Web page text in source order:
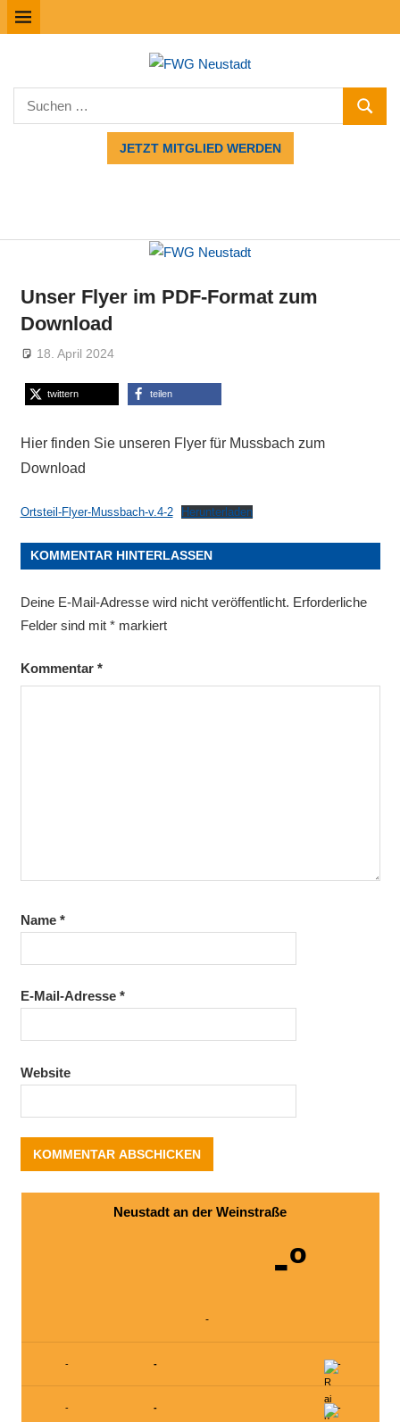
Zum
Inhalt
MENÜ
Neustadt
Suchen
nach:
JETZT MITGLIED WERDEN
Unser Flyer im PDF-Format zum
Download
18. April 2024
twittern teilen
Hier finden Sie unseren Flyer für Mussbach zum
Download
Ortsteil-Flyer-Mussbach-v.4-2 Herunterladen
KOMMENTAR HINTERLASSEN
Deine E-Mail-Adresse wird nicht veröffentlicht. Erforderliche
Felder sind mit *markiert
Kommentar *
Name *
E-Mail-Adresse *
Website
Neustadt an der Weinstraße
-º
-
- - -
- - -